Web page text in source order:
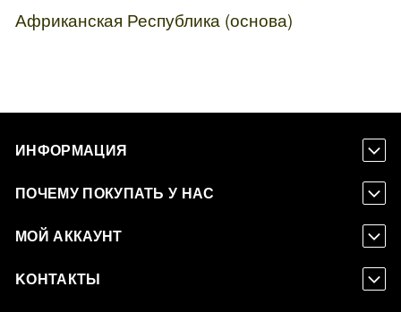
Африканская Республика (основа)
ИНФОРМАЦИЯ
ПОЧЕМУ ПОКУПАТЬ У НАС
МОЙ АККАУНТ
KОНТАКТЫ